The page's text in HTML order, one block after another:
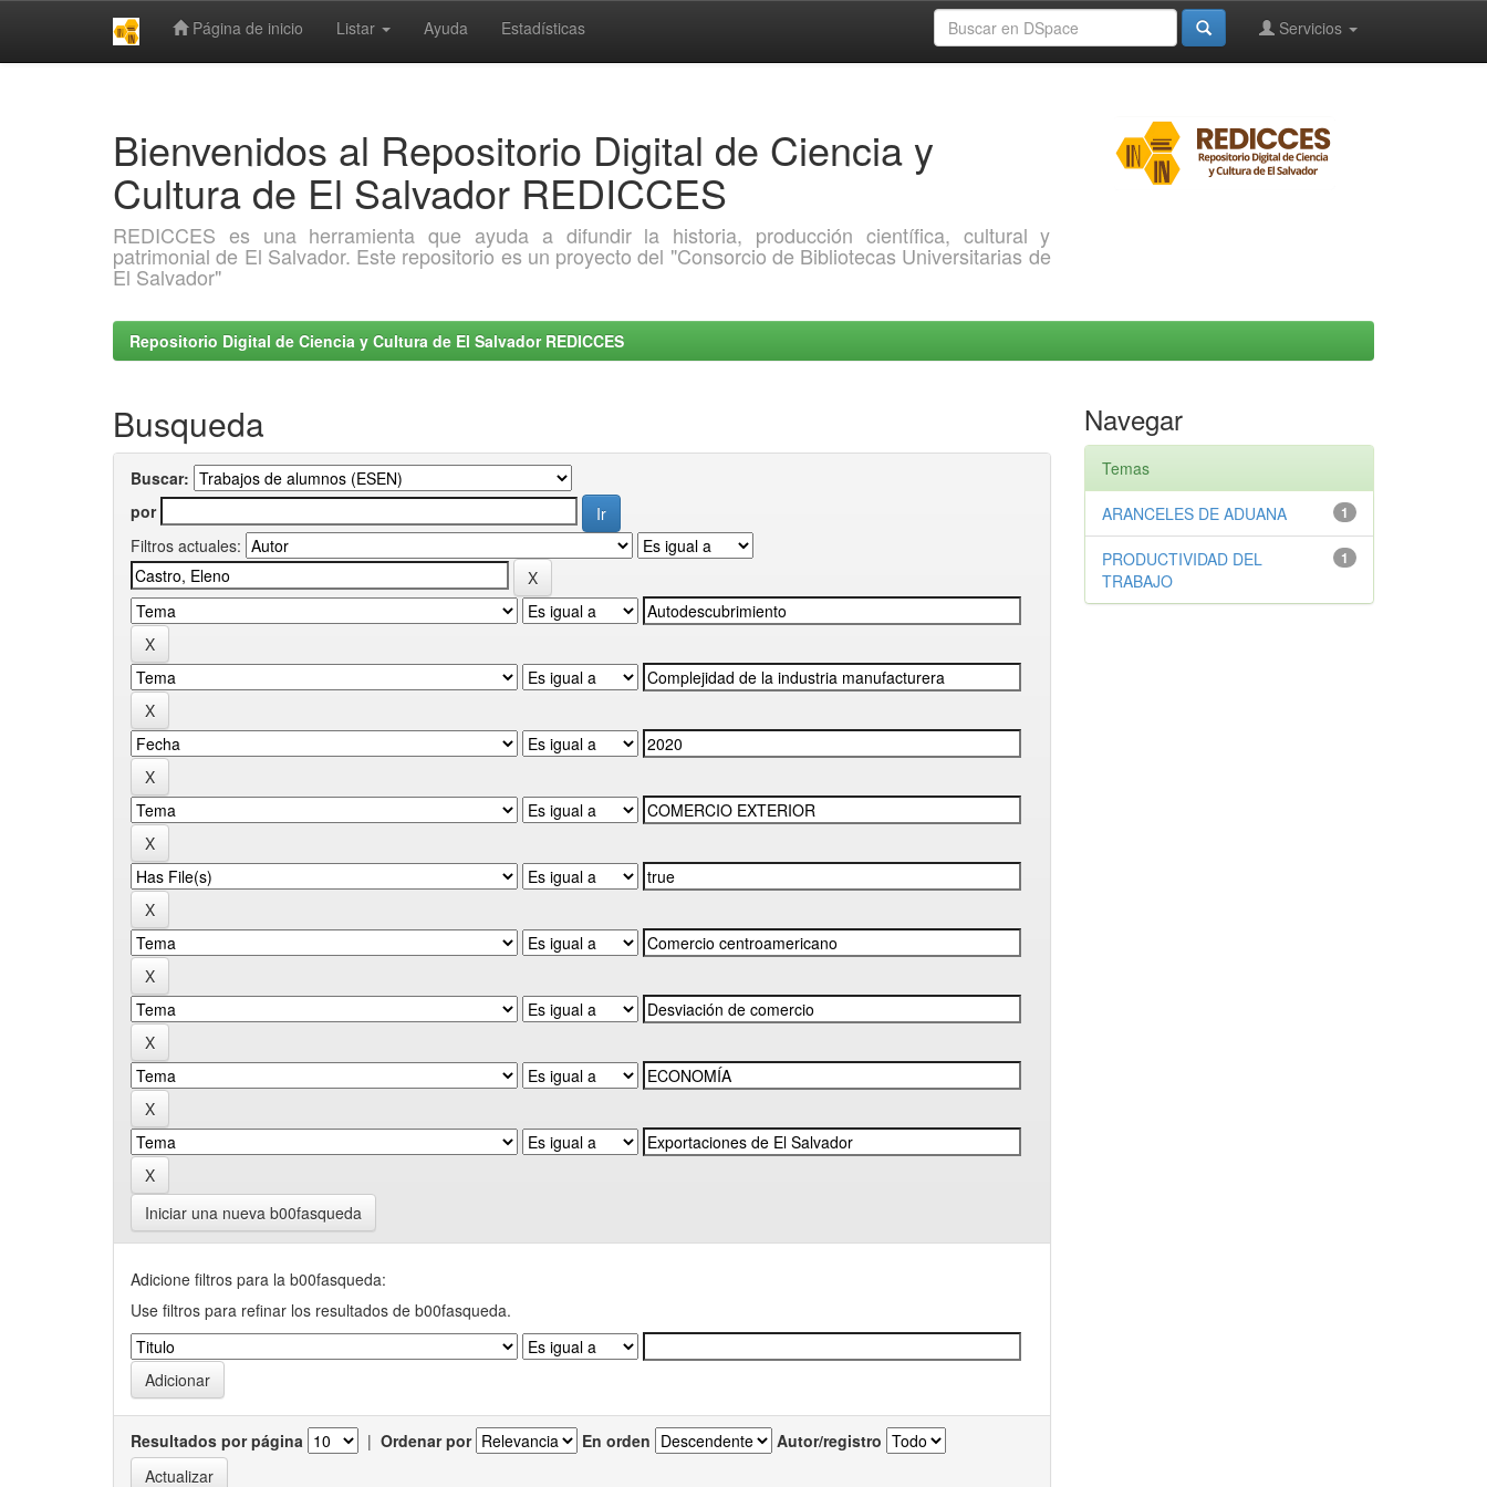
Página de inicio Listar Ayuda Estadísticas Servicios
Bienvenidos al Repositorio Digital de Ciencia y
Cultura de El Salvador REDICCES
REDICCES es una herramienta que ayuda a difundir la historia, producción científica, cultural y
patrimonial de El Salvador. Este repositorio es un proyecto del "Consorcio de Bibliotecas Universitarias de
El Salvador"
Repositorio Digital de Ciencia y Cultura de El Salvador REDICCES
Busqueda
Buscar:
por
Filtros actuales:
Iniciar una nueva b00fasqueda
Adicione filtros para la b00fasqueda:
Use filtros para refinar los resultados de b00fasqueda.
Resultados por página | Ordenar por En orden Autor/registro
Navegar
Temas
1
ARANCELES DE ADUANA
1
PRODUCTIVIDAD DEL
TRABAJO